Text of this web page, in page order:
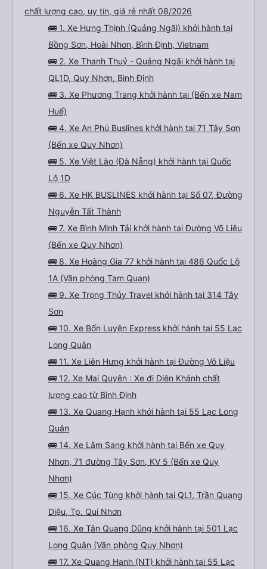
chất lượng cao, uy tín, giá rẻ nhất 08/2026
🚌 1. Xe Hưng Thịnh (Quảng Ngãi) khởi hành tại
Bồng Sơn, Hoài Nhơn, Bình Định, Vietnam
🚌 2. Xe Thanh Thuỷ - Quảng Ngãi khởi hành tại
QL1D, Quy Nhơn, Bình Định
🚌 3. Xe Phương Trang khởi hành tại (Bến xe Nam
Huế)
🚌 4. Xe An Phú Buslines khởi hành tại 71 Tây Sơn
(Bến xe Quy Nhơn)
🚌 5. Xe Việt Lào (Đà Nẵng) khởi hành tại Quốc
Lộ 1D
🚌 6. Xe HK BUSLINES khởi hành tại Số 07, Đường
Nguyễn Tất Thành
🚌 7. Xe Bình Minh Tải khởi hành tại Đường Võ Liệu
(Bến xe Quy Nhơn)
🚌 8. Xe Hoàng Gia 77 khởi hành tại 486 Quốc Lộ
1A (Văn phòng Tam Quan)
🚌 9. Xe Trọng Thủy Travel khởi hành tại 314 Tây
Sơn
🚌 10. Xe Bốn Luyện Express khởi hành tại 55 Lạc
Long Quân
🚌 11. Xe Liên Hưng khởi hành tại Đường Võ Liệu
🚌 12. Xe Mai Quyên : Xe đi Diên Khánh chất
lượng cao từ Bình Định
🚌 13. Xe Quang Hạnh khởi hành tại 55 Lạc Long
Quân
🚌 14. Xe Lâm Sang khởi hành tại Bến xe Quy
Nhơn, 71 đường Tây Sơn, KV 5 (Bến xe Quy
Nhơn)
🚌 15. Xe Cúc Tùng khởi hành tại QL1, Trần Quang
Diệu, Tp. Qui Nhơn
🚌 16. Xe Tân Quang Dũng khởi hành tại 501 Lạc
Long Quân (Văn phòng Quy Nhơn)
🚌 17. Xe Quang Hạnh (NT) khởi hành tại 55 Lạc